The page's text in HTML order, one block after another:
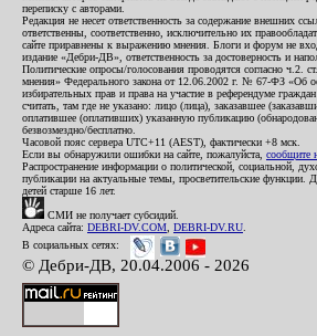
переписку с авторами.
Редакция не несет ответственность за содержание внешних
ответственны, соответственно, исключительно их
сайте приравнены к выражению мнения. Блоги и форум не
издание «Дебри-ДВ», ответственность за достоверность и
Политические опросы/голосования проводятся согласно ч.2.
мнения» Федерального закона от 12.06.2002 г. № 67-ФЗ «Об
избирательных прав и права на участие в референдуме
считать, там где не указано: лицо (лица), заказавшее
оплатившее (оплативших) указанную публикацию
безвозмездно/бесплатно.
Часовой пояс сервера UTC+11 (AEST), фактически +8 мск.
Если вы обнаружили ошибки на сайте, пожалуйста, сообщите
Распространение информации о политической, социальной,
публикации на актуальные темы, просветительские
детей старше 16 лет.
СМИ не получает субсидий.
Адреса сайта: DEBRI-DV.COM DEBRI-DV.RU
В социальных сетях:
© Дебри-ДВ, 20.04.2006 - 2026